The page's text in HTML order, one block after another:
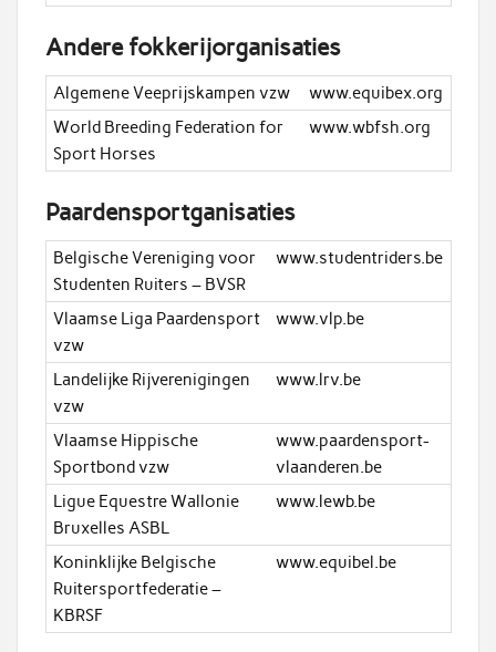
Andere fokkerijorganisaties
Algemene Veeprijskampen vzw
www.equibex.org
World Breeding Federation for
Sport Horses
www.wbfsh.org
Paardensportganisaties
Belgische Vereniging voor
Studenten Ruiters – BVSR
www.studentriders.be
Vlaamse Liga Paardensport
vzw
www.vlp.be
Landelijke Rijverenigingen
vzw
www.lrv.be
Vlaamse Hippische
Sportbond vzw
www.paardensport-
vlaanderen.be
Ligue Equestre Wallonie
Bruxelles ASBL
www.lewb.be
Koninklijke Belgische
Ruitersportfederatie –
KBRSF
www.equibel.be